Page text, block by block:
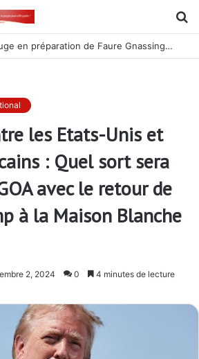
Nouveau subterfuge en préparation de Faure Gnassingbé pour ne jamais partir ; les Togolais disent non et sont vent debout
les Etats-Unis et
: Quel sort sera
avec le retour de
à la Maison Blanche
2, 2024 0 4 minutes de lecture